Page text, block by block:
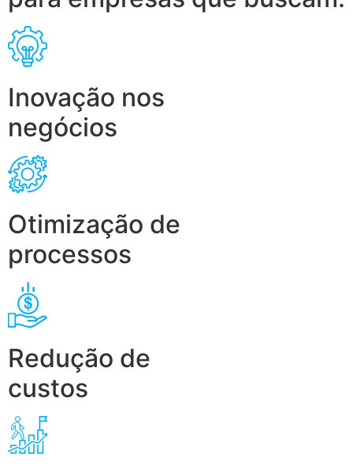
Inovação nos
negócios
Otimização de
processos
Redução de
custos